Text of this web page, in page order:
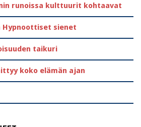
runoissa kulttuurit kohtaavat
Hypnoottiset sienet
taikuri
koko elämän ajan